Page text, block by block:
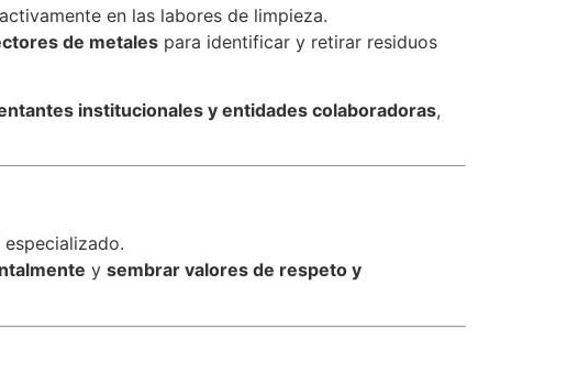
en las labores de limpieza.
de metales para identificar y retirar residuos
institucionales y entidades colaboradoras,
y sembrar valores de respeto y